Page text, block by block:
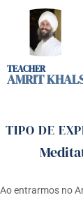
AMRIT
TIPO DE
Ao entrarmos no